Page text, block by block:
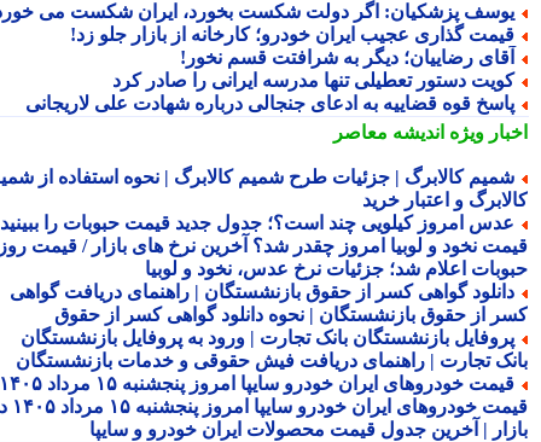
پزشکیان: اگر دولت شکست بخورد، ایران شکست می خورد
گذاری عجیب ایران خودرو؛ کارخانه از بازار جلو زد!
رضاییان؛ دیگر به شرافتت قسم نخور!
دستور تعطیلی تنها مدرسه ایرانی را صادر کرد
قوه قضاییه به ادعای جنجالی درباره شهادت علی لاریجانی
ویژهاندیشه معاصر
کالابرگ | جزئیات طرح شمیم کالابرگ | نحوه استفاده از شمیم
و اعتبار خرید
امروز کیلویی چند است؟؛ جدول جدید قیمت حبوبات را ببینید /
نخود و لوبیا امروز چقدر شد؟ آخرین نرخ های بازار / قیمت روز
اعلام شد؛ جزئیات نرخ عدس، نخود و لوبیا
گواهی کسر از حقوق بازنشستگان | راهنمای دریافت گواهی
از حقوق بازنشستگان | نحوه دانلود گواهی کسر از حقوق
بازنشستگان بانک تجارت | ورود به پروفایل بازنشستگان
تجارت | راهنمای دریافت فیش حقوقی و خدمات بازنشستگان
قیمت خودروهای ایران خودرو سایپا امروز پنجشنبه ۱۵ مرداد ۱۴۰۵ |
قیمت خودروهای ایران خودرو سایپا امروز پنجشنبه ۱۵ مرداد ۱۴۰۵ در
| آخرین جدول قیمت محصولات ایران خودرو و سایپا